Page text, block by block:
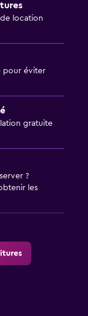
location
pour éviter
gratuite
?
les